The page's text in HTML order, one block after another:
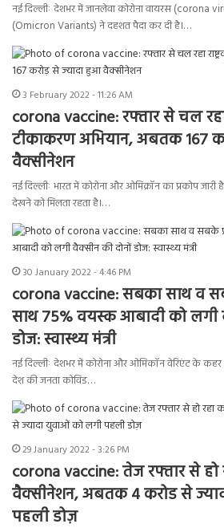
नई दिल्लीः देशभर में जानलेवा कोरोना वायरस (corona
(Omicron Variants) ने दहशत पैदा कर दी है।…
3 February 2022 - 11:26 AM
corona vaccine: रफ्तार से चल रहा
टीकाकरण अभियान, अबतक 167
वैक्सीनेशन
नई दिल्लीः भारत में कोरोना और ओमिक्रॉन का प्रकोप
देखने को मिलता रहता है।…
30 January 2022 - 4:46 PM
corona vaccine: सबका साथ व
साथ 75% वयस्क आबादी को लगी
डोज: स्वास्थ्य मंत्री
नई दिल्लीः देशभर में कोरोना और ओमिकॉन वेरिएंट के कहर
देश की जनता कोविड…
29 January 2022 - 3:26 PM
corona vaccine: तेज रफ्तार से हो
वैक्सीनेशन, अबतक 4 करोड से
पहली डोज़